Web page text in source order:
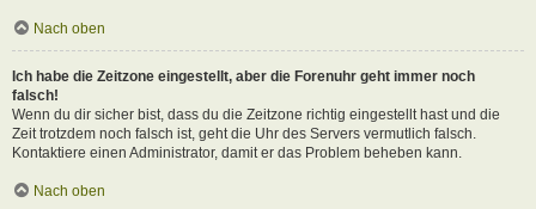
Nach oben
Ich habe die Zeitzone eingestellt, aber die Forenuhr geht immer noch
falsch!
Wenn du dir sicher bist, dass du die Zeitzone richtig eingestellt hast und die
Zeit trotzdem noch falsch ist, geht die Uhr des Servers vermutlich falsch.
Kontaktiere einen Administrator, damit er das Problem beheben kann.
Nach oben